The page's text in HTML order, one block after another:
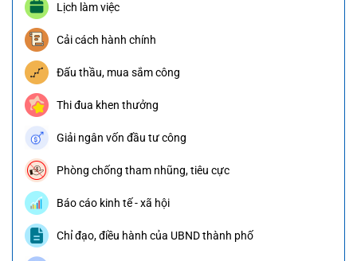
Lịch làm việc
Cải cách hành chính
Đấu thầu, mua sắm công
Thi đua khen thưởng
Giải ngân vốn đầu tư công
Phòng chống tham nhũng, tiêu cực
Báo cáo kinh tế - xã hội
Chỉ đạo, điều hành của UBND thành phố